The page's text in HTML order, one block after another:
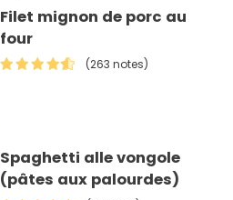
Filet mignon de porc au
four
(263 notes)
Spaghetti alle vongole
(pâtes aux palourdes)